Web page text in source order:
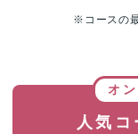
※コースの
オ
人気コ